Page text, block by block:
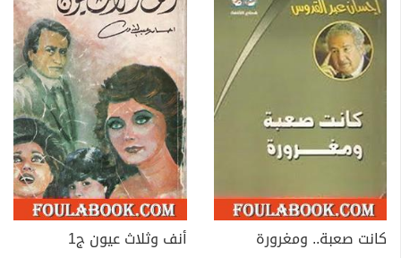
كانت صعبة.. ومغرورة
أنف وثلاث عيون ج1